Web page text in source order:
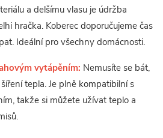
a delšímu vlasu je údržba
hračka. Koberec doporučujeme čas
Ideální pro všechny domácnosti.
vytápěním: Nemusíte se bát,
tepla. Je plně kompatibilní s
takže si můžete užívat teplo a